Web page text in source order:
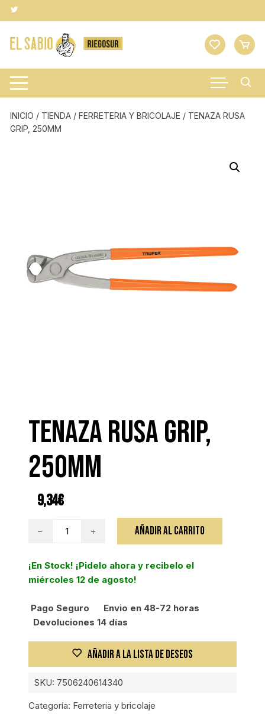
Saltar
al
contenido
INICIO / TIENDA /FERRETERIA Y BRICOLAJE / TENAZA RUSA
GRIP, 250MM
TENAZA RUSA GRIP,
250MM
9,34€
TENAZA
250MM
cantidad
AÑADIR AL CARRITO
¡En Stock! ¡Pidelo ahora y recibelo el
miércoles 12 de agosto!
Pago Seguro
Envio en 48-72 horas
Devoluciones 14 días
AÑADIR A LA LISTA DE DESEOS
SKU: 7506240614340
Categoría: Ferreteria y bricolaje